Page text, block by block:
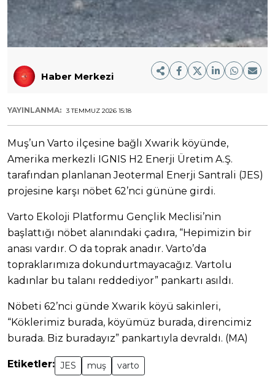
Haber Merkezi
YAYINLANMA: 3 TEMMUZ 2026 15:18
Muş’un Varto ilçesine bağlı Xwarik köyünde,
Amerika merkezli IGNIS H2 Enerji Üretim A.Ş.
tarafından planlanan Jeotermal Enerji Santrali (JES)
projesine karşı nöbet 62’nci gününe girdi.
Varto Ekoloji Platformu Gençlik Meclisi’nin
başlattığı nöbet alanındaki çadıra, “Hepimizin bir
anası vardır. O da toprak anadır. Varto’da
topraklarımıza dokundurtmayacağız. Vartolu
kadınlar bu talanı reddediyor” pankartı asıldı.
Nöbeti 62’nci günde Xwarik köyü sakinleri,
“Köklerimiz burada, köyümüz burada, direncimiz
burada. Biz buradayız” pankartıyla devraldı. (MA)
Etiketler: JES muş varto